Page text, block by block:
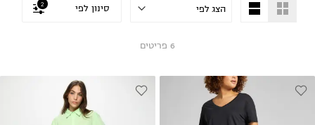
סינון לפי 2
6 פריטים